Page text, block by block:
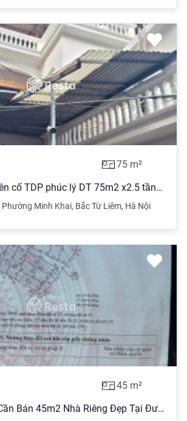
75 m²
Nhà dân xây kiên cố TDP phúc lý DT 75m2 x2.5 tầng gần UBND quận BTL
Phường Minh Khai, Bắc Từ Liêm, Hà Nội
45 m²
[ CHÍNH CHỦ ] Cần Bán 45m2 Nhà Riêng Đẹp Tại Đường Tựu Phúc, Giá Chỉ 6,9 tỷ